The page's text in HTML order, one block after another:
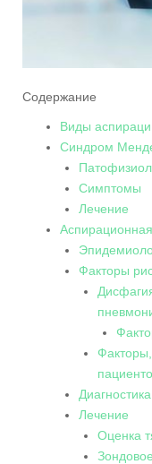
Содержание
Виды
Синдром
Симптомы
Лечение
Факторы
Диагностика
Лечение
Оценка